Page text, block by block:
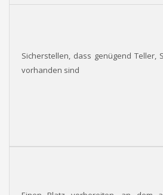
Sicherstellen, dass genügend Teller,
vorhanden sind